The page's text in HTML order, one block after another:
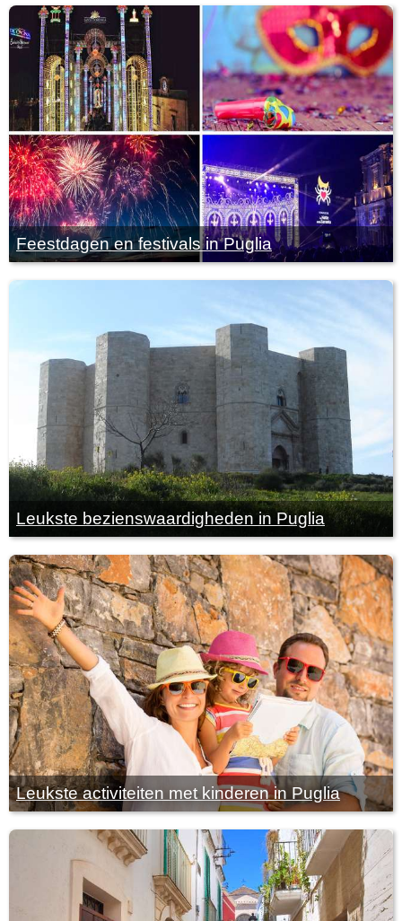
Feestdagen en festivals in Puglia
Leukste bezienswaardigheden in Puglia
Leukste activiteiten met kinderen in Puglia